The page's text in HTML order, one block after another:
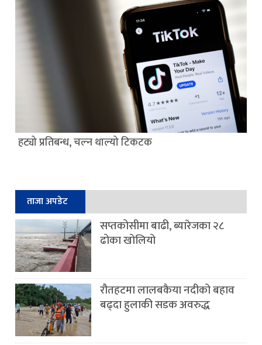
हट्यो प्रतिबन्ध, चल्न थाल्यो टिकटक
ताजा अपडेट
सप्तकोसीमा बाढी, ब्यारेजका २८
ढोका खोलियो
रौतहटमा लालबकैया नदीको बहाव
बढ्दा हुलाकी सडक अवरुद्ध